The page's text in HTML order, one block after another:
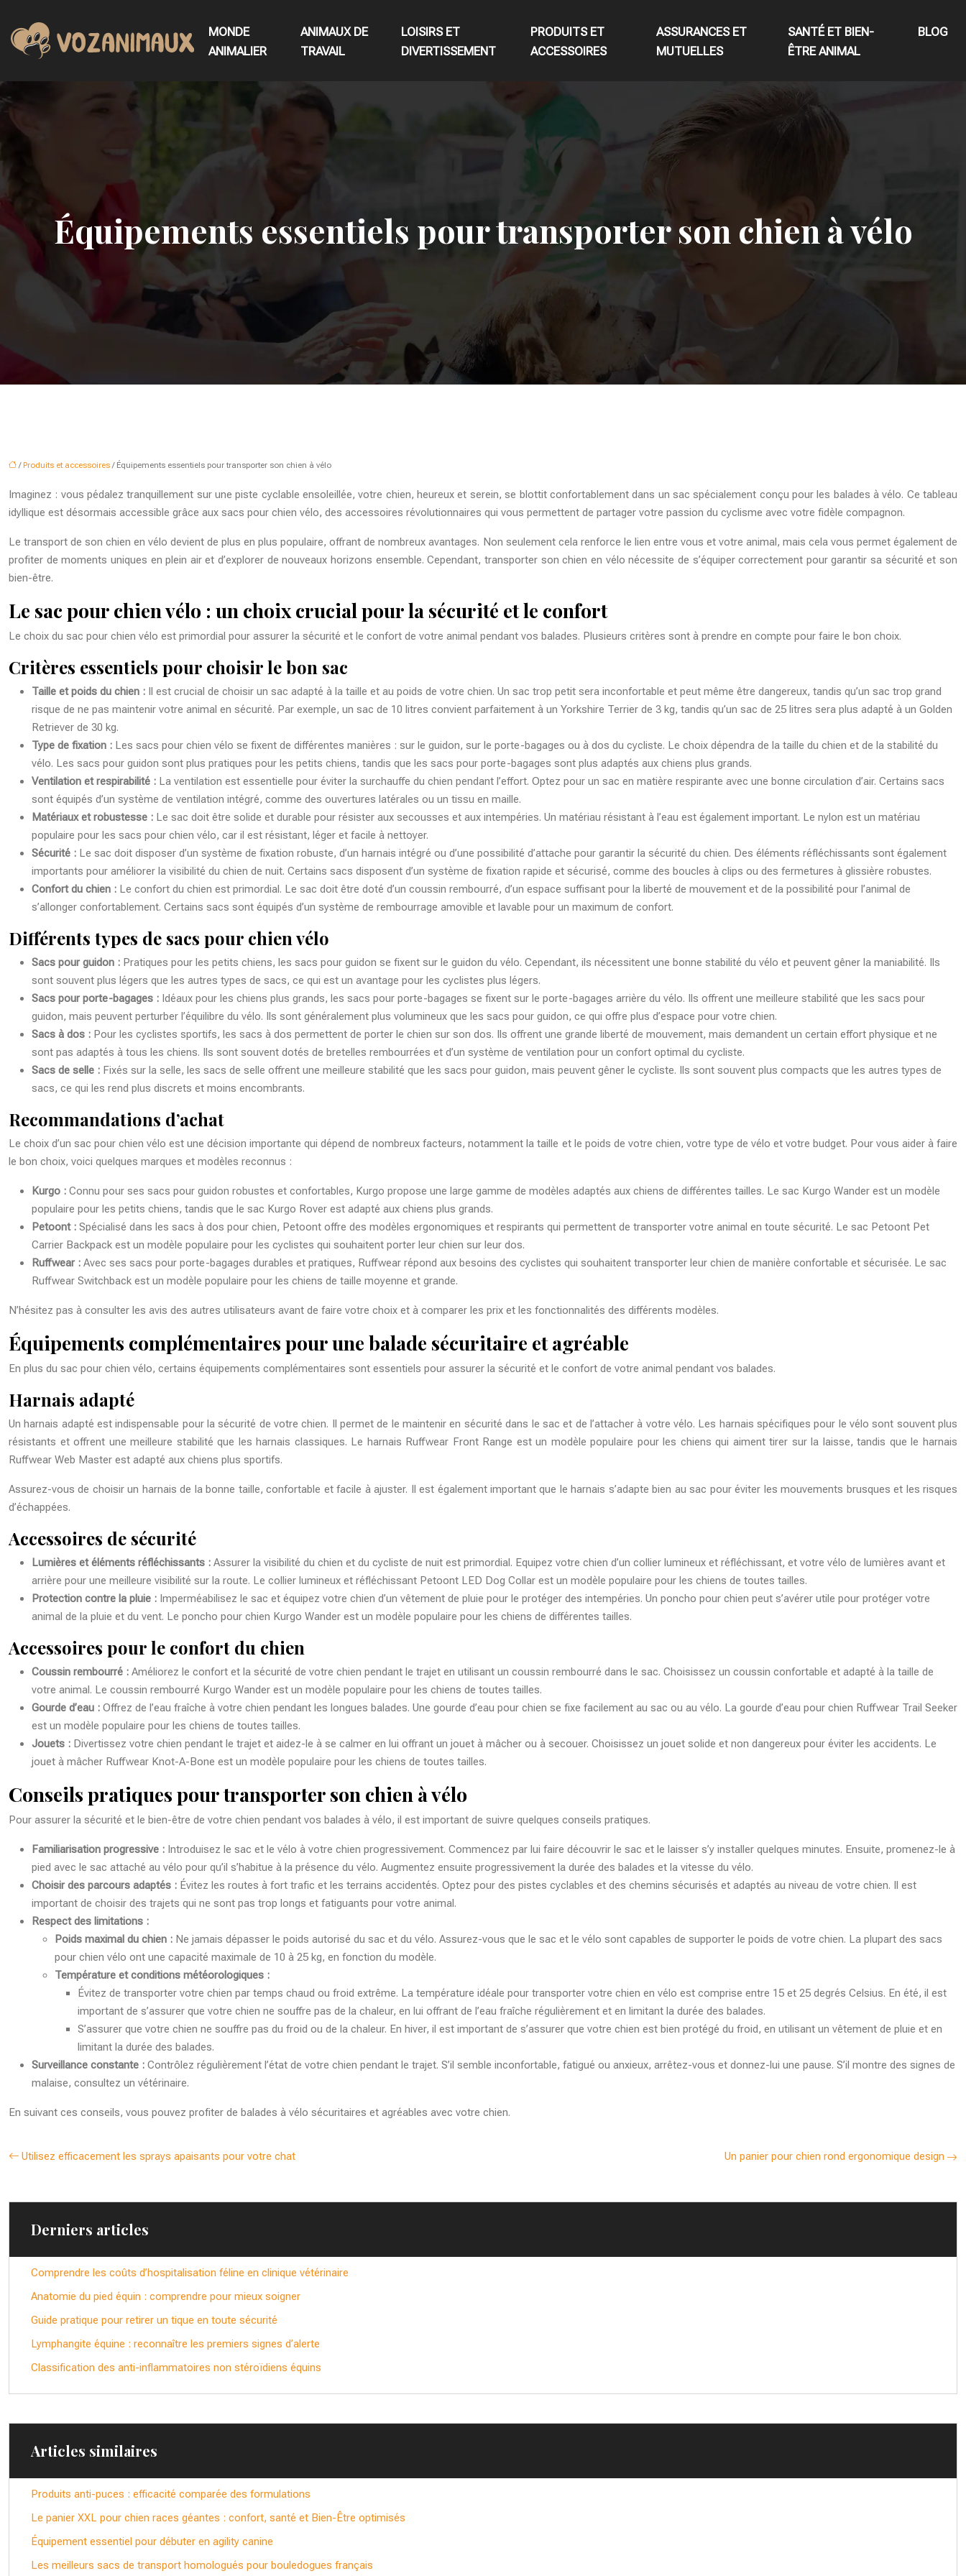
MONDE
ANIMALIER
ANIMAUX DE
TRAVAIL
LOISIRS ET
DIVERTISSEMENT
PRODUITS ET
ACCESSOIRES
ASSURANCES ET
MUTUELLES
SANTÉ ET BIEN-
ÊTRE ANIMAL
BLOG
Équipements essentiels pour transporter son chien à vélo
/Produits et accessoires / Équipements essentiels pour transporter son chien à vélo
Imaginez : vous pédalez tranquillement sur une piste cyclable ensoleillée, votre chien, heureux et serein, se blottit confortablement dans un sac spécialement conçu pour les balades à vélo. Ce tableau
idyllique est désormais accessible grâce aux sacs pour chien vélo, des accessoires révolutionnaires qui vous permettent de partager votre passion du cyclisme avec votre fidèle compagnon.
Le transport de son chien en vélo devient de plus en plus populaire, offrant de nombreux avantages. Non seulement cela renforce le lien entre vous et votre animal, mais cela vous permet également de
profiter de moments uniques en plein air et d’explorer de nouveaux horizons ensemble. Cependant, transporter son chien en vélo nécessite de s’équiper correctement pour garantir sa sécurité et son
bien-être.
Le sac pour chien vélo : un choix crucial pour la sécurité et le confort
Le choix du sac pour chien vélo est primordial pour assurer la sécurité et le confort de votre animal pendant vos balades. Plusieurs critères sont à prendre en compte pour faire le bon choix.
Critères essentiels pour choisir le bon sac
Taille et poids du chien : Il est crucial de choisir un sac adapté à la taille et au poids de votre chien. Un sac trop petit sera inconfortable et peut même être dangereux, tandis qu’un sac trop grand
risque de ne pas maintenir votre animal en sécurité. Par exemple, un sac de 10 litres convient parfaitement à un Yorkshire Terrier de 3 kg, tandis qu’un sac de 25 litres sera plus adapté à un Golden
Retriever de 30 kg.
Type de fixation : Les sacs pour chien vélo se fixent de différentes manières : sur le guidon, sur le porte-bagages ou à dos du cycliste. Le choix dépendra de la taille du chien et de la stabilité du
vélo. Les sacs pour guidon sont plus pratiques pour les petits chiens, tandis que les sacs pour porte-bagages sont plus adaptés aux chiens plus grands.
Ventilation et respirabilité : La ventilation est essentielle pour éviter la surchauffe du chien pendant l’effort. Optez pour un sac en matière respirante avec une bonne circulation d’air. Certains sacs
sont équipés d’un système de ventilation intégré, comme des ouvertures latérales ou un tissu en maille.
Matériaux et robustesse : Le sac doit être solide et durable pour résister aux secousses et aux intempéries. Un matériau résistant à l’eau est également important. Le nylon est un matériau
populaire pour les sacs pour chien vélo, car il est résistant, léger et facile à nettoyer.
Sécurité : Le sac doit disposer d’un système de fixation robuste, d’un harnais intégré ou d’une possibilité d’attache pour garantir la sécurité du chien. Des éléments réfléchissants sont également
importants pour améliorer la visibilité du chien de nuit. Certains sacs disposent d’un système de fixation rapide et sécurisé, comme des boucles à clips ou des fermetures à glissière robustes.
Confort du chien : Le confort du chien est primordial. Le sac doit être doté d’un coussin rembourré, d’un espace suffisant pour la liberté de mouvement et de la possibilité pour l’animal de
s’allonger confortablement. Certains sacs sont équipés d’un système de rembourrage amovible et lavable pour un maximum de confort.
Différents types de sacs pour chien vélo
Sacs pour guidon : Pratiques pour les petits chiens, les sacs pour guidon se fixent sur le guidon du vélo. Cependant, ils nécessitent une bonne stabilité du vélo et peuvent gêner la maniabilité. Ils
sont souvent plus légers que les autres types de sacs, ce qui est un avantage pour les cyclistes plus légers.
Sacs pour porte-bagages : Idéaux pour les chiens plus grands, les sacs pour porte-bagages se fixent sur le porte-bagages arrière du vélo. Ils offrent une meilleure stabilité que les sacs pour
guidon, mais peuvent perturber l’équilibre du vélo. Ils sont généralement plus volumineux que les sacs pour guidon, ce qui offre plus d’espace pour votre chien.
Sacs à dos : Pour les cyclistes sportifs, les sacs à dos permettent de porter le chien sur son dos. Ils offrent une grande liberté de mouvement, mais demandent un certain effort physique et ne
sont pas adaptés à tous les chiens. Ils sont souvent dotés de bretelles rembourrées et d’un système de ventilation pour un confort optimal du cycliste.
Sacs de selle : Fixés sur la selle, les sacs de selle offrent une meilleure stabilité que les sacs pour guidon, mais peuvent gêner le cycliste. Ils sont souvent plus compacts que les autres types de
sacs, ce qui les rend plus discrets et moins encombrants.
Recommandations d’achat
Le choix d’un sac pour chien vélo est une décision importante qui dépend de nombreux facteurs, notamment la taille et le poids de votre chien, votre type de vélo et votre budget. Pour vous aider à faire
le bon choix, voici quelques marques et modèles reconnus :
Kurgo : Connu pour ses sacs pour guidon robustes et confortables, Kurgo propose une large gamme de modèles adaptés aux chiens de différentes tailles. Le sac Kurgo Wander est un modèle
populaire pour les petits chiens, tandis que le sac Kurgo Rover est adapté aux chiens plus grands.
Petoont : Spécialisé dans les sacs à dos pour chien, Petoont offre des modèles ergonomiques et respirants qui permettent de transporter votre animal en toute sécurité. Le sac Petoont Pet
Carrier Backpack est un modèle populaire pour les cyclistes qui souhaitent porter leur chien sur leur dos.
Ruffwear : Avec ses sacs pour porte-bagages durables et pratiques, Ruffwear répond aux besoins des cyclistes qui souhaitent transporter leur chien de manière confortable et sécurisée. Le sac
Ruffwear Switchback est un modèle populaire pour les chiens de taille moyenne et grande.
N’hésitez pas à consulter les avis des autres utilisateurs avant de faire votre choix et à comparer les prix et les fonctionnalités des différents modèles.
Équipements complémentaires pour une balade sécuritaire et agréable
En plus du sac pour chien vélo, certains équipements complémentaires sont essentiels pour assurer la sécurité et le confort de votre animal pendant vos balades.
Harnais adapté
Un harnais adapté est indispensable pour la sécurité de votre chien. Il permet de le maintenir en sécurité dans le sac et de l’attacher à votre vélo. Les harnais spécifiques pour le vélo sont souvent plus
résistants et offrent une meilleure stabilité que les harnais classiques. Le harnais Ruffwear Front Range est un modèle populaire pour les chiens qui aiment tirer sur la laisse, tandis que le harnais
Ruffwear Web Master est adapté aux chiens plus sportifs.
Assurez-vous de choisir un harnais de la bonne taille, confortable et facile à ajuster. Il est également important que le harnais s’adapte bien au sac pour éviter les mouvements brusques et les risques
d’échappées.
Accessoires de sécurité
Lumières et éléments réfléchissants : Assurer la visibilité du chien et du cycliste de nuit est primordial. Equipez votre chien d’un collier lumineux et réfléchissant, et votre vélo de lumières avant et
arrière pour une meilleure visibilité sur la route. Le collier lumineux et réfléchissant Petoont LED Dog Collar est un modèle populaire pour les chiens de toutes tailles.
Protection contre la pluie : Imperméabilisez le sac et équipez votre chien d’un vêtement de pluie pour le protéger des intempéries. Un poncho pour chien peut s’avérer utile pour protéger votre
animal de la pluie et du vent. Le poncho pour chien Kurgo Wander est un modèle populaire pour les chiens de différentes tailles.
Accessoires pour le confort du chien
Coussin rembourré : Améliorez le confort et la sécurité de votre chien pendant le trajet en utilisant un coussin rembourré dans le sac. Choisissez un coussin confortable et adapté à la taille de
votre animal. Le coussin rembourré Kurgo Wander est un modèle populaire pour les chiens de toutes tailles.
Gourde d’eau : Offrez de l’eau fraîche à votre chien pendant les longues balades. Une gourde d’eau pour chien se fixe facilement au sac ou au vélo. La gourde d’eau pour chien Ruffwear Trail Seeker
est un modèle populaire pour les chiens de toutes tailles.
Jouets : Divertissez votre chien pendant le trajet et aidez-le à se calmer en lui offrant un jouet à mâcher ou à secouer. Choisissez un jouet solide et non dangereux pour éviter les accidents. Le
jouet à mâcher Ruffwear Knot-A-Bone est un modèle populaire pour les chiens de toutes tailles.
Conseils pratiques pour transporter son chien à vélo
Pour assurer la sécurité et le bien-être de votre chien pendant vos balades à vélo, il est important de suivre quelques conseils pratiques.
Familiarisation progressive : Introduisez le sac et le vélo à votre chien progressivement. Commencez par lui faire découvrir le sac et le laisser s’y installer quelques minutes. Ensuite, promenez-le à
pied avec le sac attaché au vélo pour qu’il s’habitue à la présence du vélo. Augmentez ensuite progressivement la durée des balades et la vitesse du vélo.
Choisir des parcours adaptés : Évitez les routes à fort trafic et les terrains accidentés. Optez pour des pistes cyclables et des chemins sécurisés et adaptés au niveau de votre chien. Il est
important de choisir des trajets qui ne sont pas trop longs et fatiguants pour votre animal.
Respect des limitations :
Poids maximal du chien : Ne jamais dépasser le poids autorisé du sac et du vélo. Assurez-vous que le sac et le vélo sont capables de supporter le poids de votre chien. La plupart des sacs
pour chien vélo ont une capacité maximale de 10 à 25 kg, en fonction du modèle.
Température et conditions météorologiques :
Évitez de transporter votre chien par temps chaud ou froid extrême. La température idéale pour transporter votre chien en vélo est comprise entre 15 et 25 degrés Celsius. En été, il est
important de s’assurer que votre chien ne souffre pas de la chaleur, en lui offrant de l’eau fraîche régulièrement et en limitant la durée des balades.
S’assurer que votre chien ne souffre pas du froid ou de la chaleur. En hiver, il est important de s’assurer que votre chien est bien protégé du froid, en utilisant un vêtement de pluie et en
limitant la durée des balades.
Surveillance constante : Contrôlez régulièrement l’état de votre chien pendant le trajet. S’il semble inconfortable, fatigué ou anxieux, arrêtez-vous et donnez-lui une pause. S’il montre des signes de
malaise, consultez un vétérinaire.
En suivant ces conseils, vous pouvez profiter de balades à vélo sécuritaires et agréables avec votre chien.
Utilisez efficacement les sprays apaisants pour votre chat Un panier pour chien rond ergonomique design
Derniers articles
Comprendre les coûts d’hospitalisation féline en clinique vétérinaire
Anatomie du pied équin : comprendre pour mieux soigner
Guide pratique pour retirer un tique en toute sécurité
Lymphangite équine : reconnaître les premiers signes d’alerte
Classification des anti-inflammatoires non stéroïdiens équins
Articles similaires
Produits anti-puces : efficacité comparée des formulations
Le panier XXL pour chien races géantes : confort, santé et Bien-Être optimisés
Équipement essentiel pour débuter en agility canine
Les meilleurs sacs de transport homologués pour bouledogues français